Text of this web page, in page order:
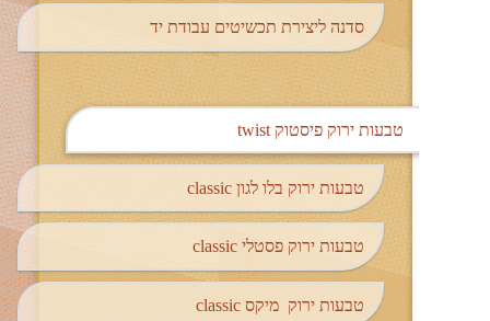
סדנה ליצירת תכשיטים עבודת יד
טבעות ירוק פיסטוק twist
טבעות ירוק בלו לגון classic
טבעות ירוק פסטלי classic
טבעות ירוק מיקס classic